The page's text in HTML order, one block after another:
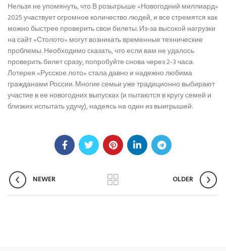
Нельзя не упомянуть, что В розыгрыше «Новогодний миллиард»
2025 участвует огромное количество людей, и все стремятся как
можно быстрее проверить свои билеты. Из-за высокой нагрузки
на сайт «Столото» могут возникать временные технические
проблемы. Необходимо сказать, что если вам не удалось
проверить билет сразу, попробуйте снова через 2-3 часа.
Лотерея «Русское лото» стала давно и надежно любима
гражданами России. Многие семьи уже традиционно выбирают
участие в ее новогодних выпусках (и пытаются в кругу семей и
близких испытать удучу), надеясь на один из выигрышей.
NEWER OLDER